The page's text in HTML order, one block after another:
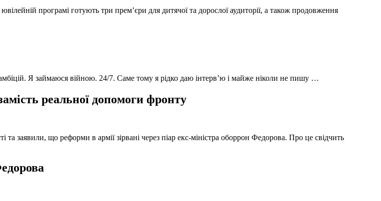
програмі готують три прем’єри для дитячої та дорослої аудиторії, а також продовження
Я займаюся війною. 24/7. Саме тому я рідко даю інтерв’ю і майже ніколи не пишу …
реальної допомоги фронту
заявили, що реформи в армії зірвані через піар екс-міністра оборрон Федорова. Про це свідчить